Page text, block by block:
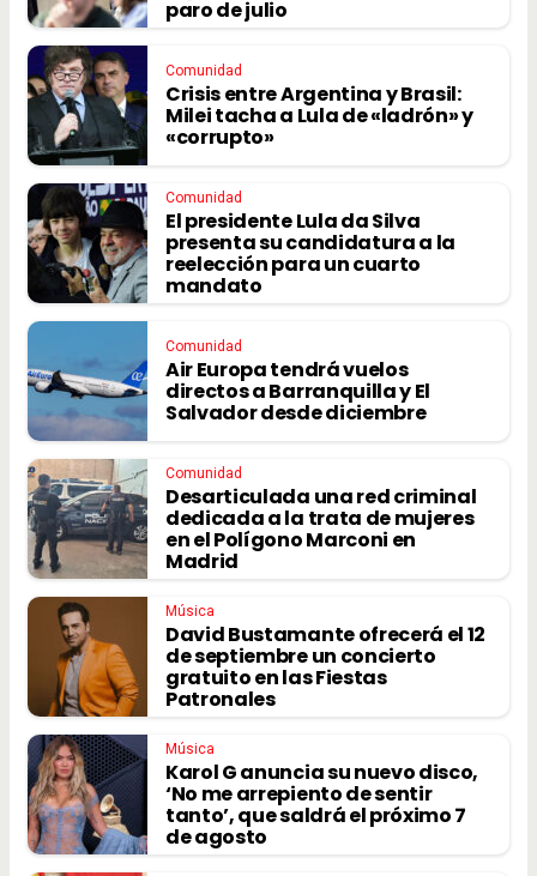
paro de julio
Comunidad
Crisis entre Argentina y Brasil:
Milei tacha a Lula de «ladrón» y
«corrupto»
Comunidad
El presidente Lula da Silva
presenta su candidatura a la
reelección para un cuarto
mandato
Comunidad
Air Europa tendrá vuelos
directos a Barranquilla y El
Salvador desde diciembre
Comunidad
Desarticulada una red criminal
dedicada a la trata de mujeres
en el Polígono Marconi en
Madrid
Música
David Bustamante ofrecerá el 12
de septiembre un concierto
gratuito en las Fiestas
Patronales
Música
Karol G anuncia su nuevo disco,
‘No me arrepiento de sentir
tanto’, que saldrá el próximo 7
de agosto